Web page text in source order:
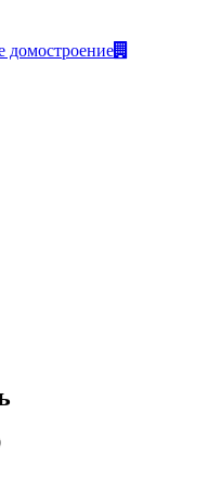
домостроение